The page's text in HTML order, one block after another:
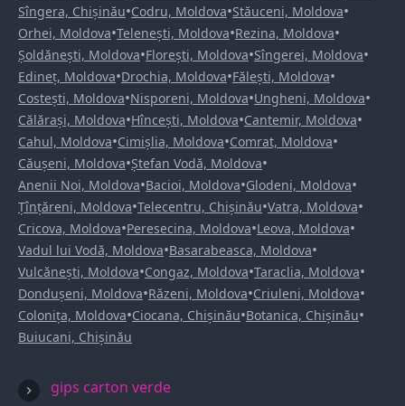
Sîngera, Chișinău•Codru, Moldova•Stăuceni, Moldova•
Orhei, Moldova•Telenești, Moldova•Rezina, Moldova•
Șoldănești, Moldova•Florești, Moldova•Sîngerei, Moldova•
Edineț, Moldova•Drochia, Moldova•Fălești, Moldova•
Costești, Moldova•Nisporeni, Moldova•Ungheni, Moldova•
Călărași, Moldova•Hîncești, Moldova•Cantemir, Moldova•
Cahul, Moldova•Cimișlia, Moldova•Comrat, Moldova•
Căușeni, Moldova•Ștefan Vodă, Moldova•
Anenii Noi, Moldova•Bacioi, Moldova•Glodeni, Moldova•
Țînțăreni, Moldova•Telecentru, Chișinău•Vatra, Moldova•
Cricova, Moldova•Peresecina, Moldova•Leova, Moldova•
Vadul lui Vodă, Moldova•Basarabeasca, Moldova•
Vulcănești, Moldova•Congaz, Moldova•Taraclia, Moldova•
Dondușeni, Moldova•Răzeni, Moldova•Criuleni, Moldova•
Colonița, Moldova•Ciocana, Chișinău•Botanica, Chișinău•
Buiucani, Chișinău
gips carton verde